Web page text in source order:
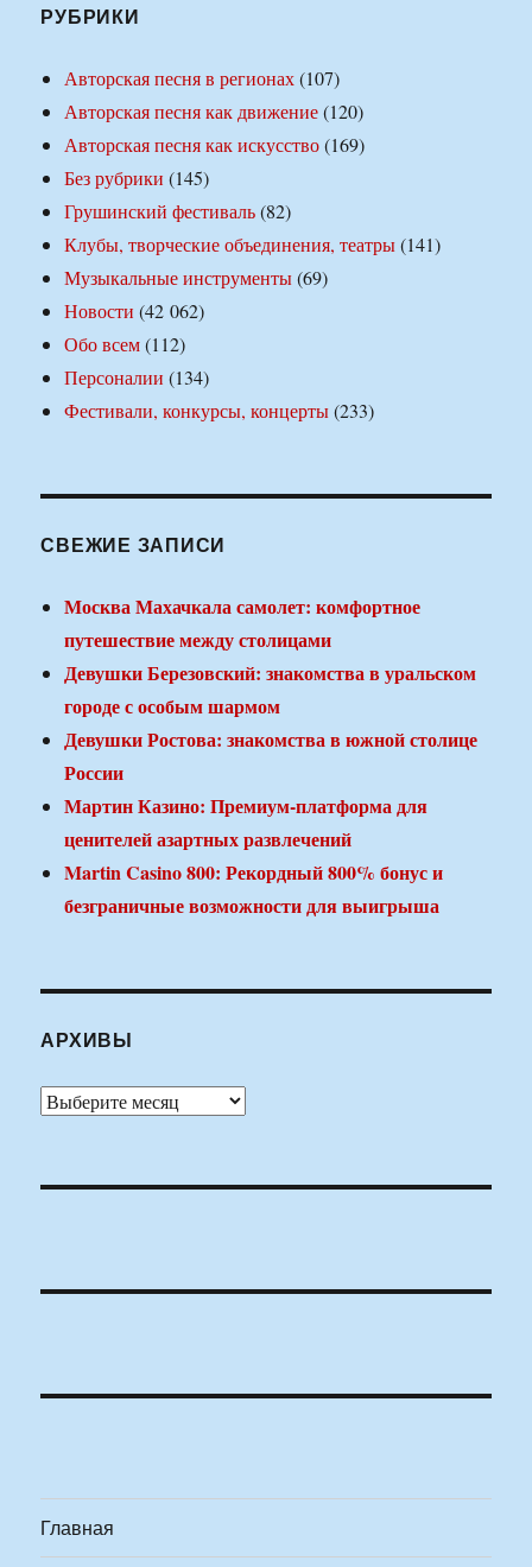
РУБРИКИ
Авторская песня в регионах(107)
Авторская песня как движение(120)
Авторская песня как искусство(169)
Без рубрики (145)
Грушинский фестиваль(82)
Клубы, творческие объединения, театры(141)
Музыкальные инструменты(69)
Новости (42 062)
Обо всем(112)
Персоналии (134)
Фестивали, конкурсы, концерты(233)
СВЕЖИЕ ЗАПИСИ
Москва Махачкала самолет: комфортное
путешествие между столицами
Девушки Березовский: знакомства в уральском
городе с особым шармом
Девушки Ростова: знакомства в южной столице
России
Мартин Казино: Премиум-платформа для
ценителей азартных развлечений
Martin Casino 800: Рекордный 800% бонус и
безграничные возможности для выигрыша
АРХИВЫ
Архивы
Главная